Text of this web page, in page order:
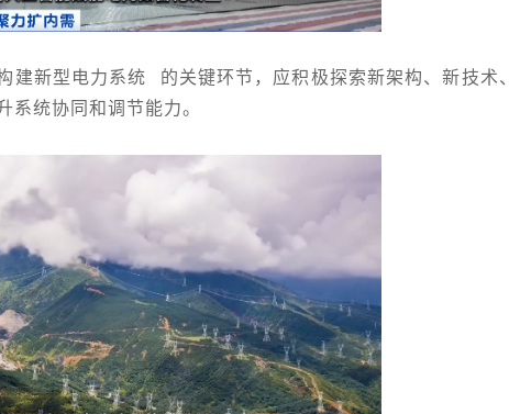
建新型电力系统
的关键环节，应积极探索新架构、新技术
系统协同和调节能力。